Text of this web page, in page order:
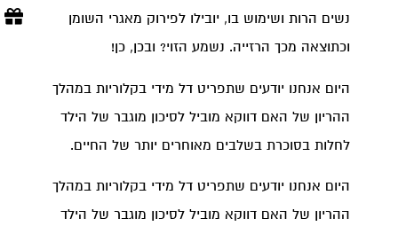
נשים הרות ושימוש בו, יובילו לפירוק מאגרי השומן
וכתוצאה מכך הרזייה. נשמע הזוי? ובכן, כן!
היום אנחנו יודעים שתפריט דל מידי בקלוריות במהלך
ההריון של האם דווקא מוביל לסיכון מוגבר של הילד
לחלות בסוכרת בשלבים מאוחרים יותר של החיים.
היום אנחנו יודעים שתפריט דל מידי בקלוריות במהלך
ההריון של האם דווקא מוביל לסיכון מוגבר של הילד